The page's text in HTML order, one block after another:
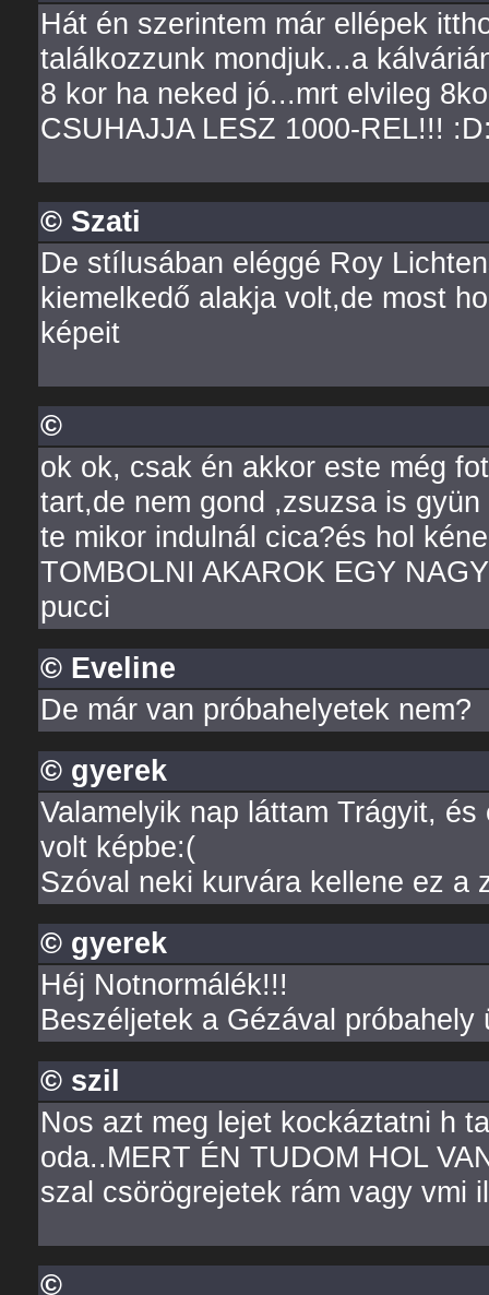
Hát én szerintem már ellépek
találkozzunk mondjuk...a
8 kor ha neked jó...mrt elvileg
CSUHAJJA LESZ 1000-REL!!!
© Szati
De stílusában eléggé Roy
kiemelkedő alakja volt,de most
képeit
©
ok ok, csak én akkor este még
tart,de nem gond ,zsuzsa is gyün
te mikor indulnál cica?és hol
TOMBOLNI AKAROK EGY
pucci
© Eveline
De már van próbahelyetek nem?
© gyerek
Valamelyik nap láttam Trágyit,
volt képbe:(
Szóval neki kurvára kellene ez a
© gyerek
Héj Notnormálék!!!
Beszéljetek a Gézával
© szil
Nos azt meg lejet kockáztatni h
oda..MERT ÉN TUDOM HOL
szal csörögrejetek rám vagy vmi
©